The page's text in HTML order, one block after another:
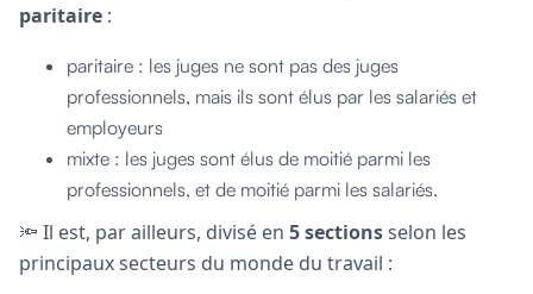
paritaire :
paritaire : les juges ne sont pas des juges
professionnels, mais ils sont élus par les salariés et
employeurs
mixte : les juges sont élus de moitié parmi les
professionnels, et de moitié parmi les salariés.
🔦 Il est, par ailleurs, divisé en 5 sectionsselon les
principaux secteurs du monde du travail :